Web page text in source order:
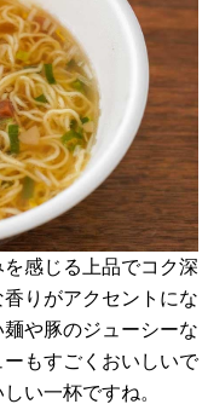
感じる上品でコク深
りがアクセントにな
や豚のジューシーな
もすごくおいしいで
い一杯ですね。